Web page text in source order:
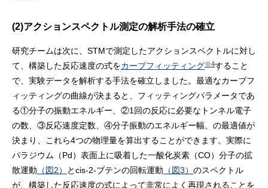
(2)アクションスペクトル測定の解析手法の確立
研究チームは次に、STMで測定したアクションスペクトルに対し
て、構築した反応速度の式をカーブフィッティング※4すること
で、実験データを解析する手法を確立しました。最適なカーブフ
ィッティングの曲線が決まると、フィッティングパラメータであ
る①分子の振動エネルギー、②1回の反応に必要なトンネル電子
の数、③反応速度定数、④分子振動のエネルギー幅、の最適値が
決まり、これら4つの物理量を算出することができます。実際に
パラジウム（Pd）表面上に吸着した一酸化炭素（CO）分子の拡
散運動 （図2） とcis-2-ブテンの回転運動 （図3） のスペクトル
が、構築した反応速度の式によって非常によく再現されることを